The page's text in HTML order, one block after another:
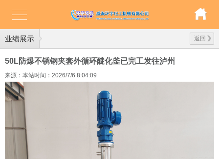
业绩展示 返回
50L防爆不锈钢夹套外循环醚化釜已完工发往泸州
来源：本站时间：2026/7/6 8:04:09